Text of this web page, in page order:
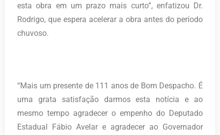
esta obra em um prazo mais curto”, enfatizou Dr.
Rodrigo, que espera acelerar a obra antes do período
chuvoso.
“Mais um presente de 111 anos de Bom Despacho. É
uma grata satisfação darmos esta notícia e ao
mesmo tempo agradecer o empenho do Deputado
Estadual Fábio Avelar e agradecer ao Governador